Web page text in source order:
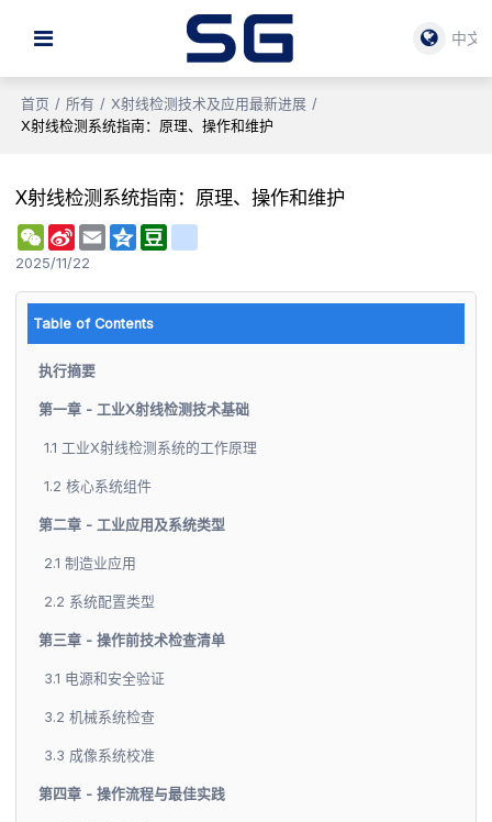
中文
首页 / 所有 / X射线检测技术及应用最新进展 /
X射线检测系统指南：原理、操作和维护
X射线检测系统指南：原理、操作和维护
WeChat
Sina
Weibo
Email Qzone
2025/11/22
Table of Contents
执行摘要
第一章 - 工业X射线检测技术基础
1.1 工业X射线检测系统的工作原理
1.2 核心系统组件
第二章 - 工业应用及系统类型
2.1 制造业应用
2.2 系统配置类型
第三章 - 操作前技术检查清单
3.1 电源和安全验证
3.2 机械系统检查
3.3 成像系统校准
第四章 - 操作流程与最佳实践